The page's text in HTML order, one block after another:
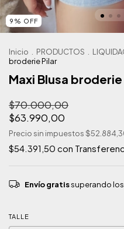
9 % OFF
Inicio . PRODUCTOS .
broderie Pilar
Maxi Blusa broderie
$70.000,00
$63.990,00
Precio sin impuestos
$54.391,50 con
Envío gratissuperando los
TALLE